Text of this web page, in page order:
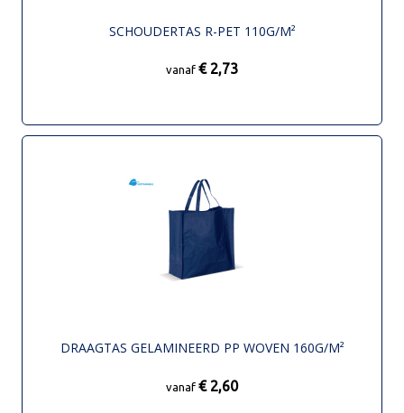
SCHOUDERTAS R-PET 110G/M²
vanaf € 2,73
DRAAGTAS GELAMINEERD PP WOVEN 160G/M²
vanaf € 2,60